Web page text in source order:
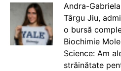
Andra-
Târgu Jiu,
o bursă
Biochimie
Science: Am
străinătate